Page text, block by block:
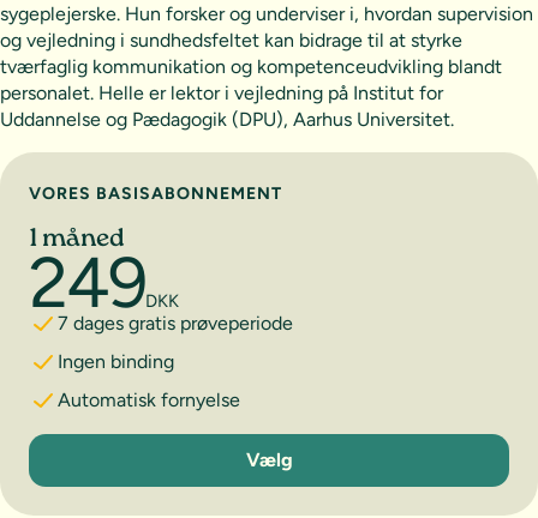
sygeplejerske. Hun forsker og underviser i, hvordan supervision
og vejledning i sundhedsfeltet kan bidrage til at styrke
tværfaglig kommunikation og kompetenceudvikling blandt
personalet. Helle er lektor i vejledning på Institut for
Uddannelse og Pædagogik (DPU), Aarhus Universitet.
Vælg abonnement
VORES BASISABONNEMENT
1 måned
249DKK
7 dages gratis prøveperiode
Ingen binding
Automatisk fornyelse
1 måned
Vælg